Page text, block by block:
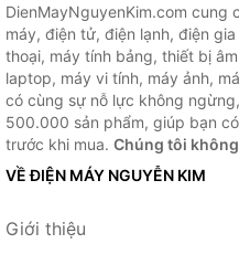
DienMayNguyenKim.com cung
máy, điện tử, điện lạnh, điện
thoại, máy tính bảng, thiết bị
laptop, máy vi tính, máy ảnh,
có cùng sự nỗ lực không
500.000 sản phẩm, giúp bạn
trước khi mua. Chúng tôi
VỀ ĐIỆN MÁY NGUYỄN KIM
Giới thiệu